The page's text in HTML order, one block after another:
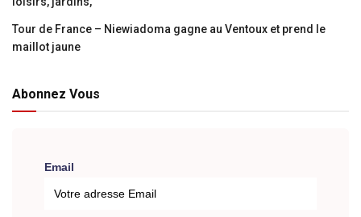
Tour de France – Niewiadoma gagne au Ventoux et prend le
maillot jaune
Abonnez Vous
Email